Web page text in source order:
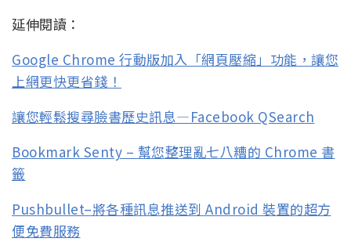
延伸閱讀：
Google Chrome 行動版加入「網頁壓縮」功能，讓您
上網更快更省錢！
讓您輕鬆搜尋臉書歷史訊息—Facebook QSearch
Bookmark Senty – 幫您整理亂七八糟的 Chrome 書
籤
Pushbullet–將各種訊息推送到 Android 裝置的超方
便免費服務